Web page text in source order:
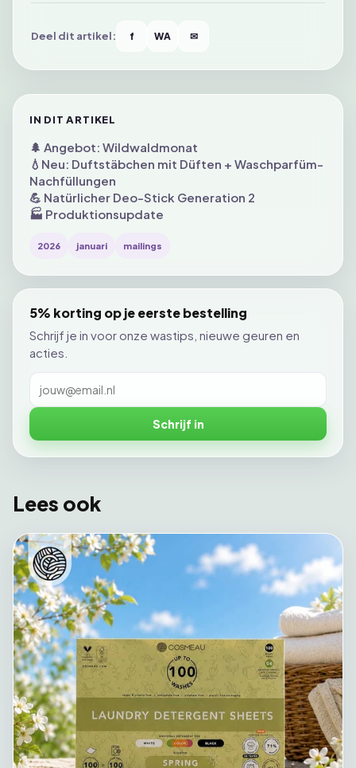
Deel dit artikel: f WA ✉︎
IN DIT ARTIKEL
🌲 Angebot: Wildwaldmonat
💧Neu: Duftstäbchen mit Düften + Waschparfüm-
Nachfüllungen
💪 Natürlicher Deo-Stick Generation 2
🏭 Produktionsupdate
2026 januari mailings
5% korting op je eerste bestelling
Schrijf je in voor onze wastips, nieuwe geuren en
acties.
Schrijf in
Lees ook